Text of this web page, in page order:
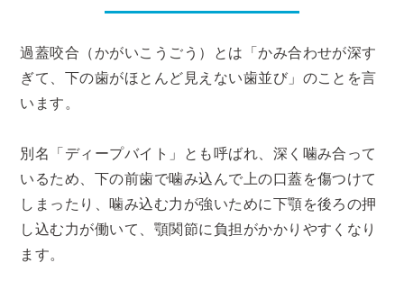
過蓋咬合（かがいこうごう）とは「かみ合わせが深す
ぎて、下の歯がほとんど見えない歯並び」のことを言
います。
別名「ディープバイト」とも呼ばれ、深く噛み合って
いるため、下の前歯で噛み込んで上の口蓋を傷つけて
しまったり、噛み込む力が強いために下顎を後ろの押
し込む力が働いて、顎関節に負担がかかりやすくなり
ます。